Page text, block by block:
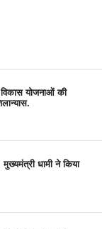
योजनाओं की
मुख्यमंत्री धामी ने किया